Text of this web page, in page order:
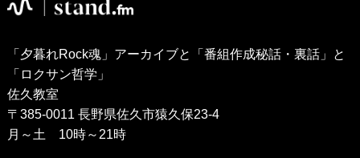
「夕暮れRock魂」アーカイブと「番組作成秘話・裏話」と
「ロクサン哲学」
佐久教室
〒385-0011 長野県佐久市猿久保23-4
月～土 10時～21時